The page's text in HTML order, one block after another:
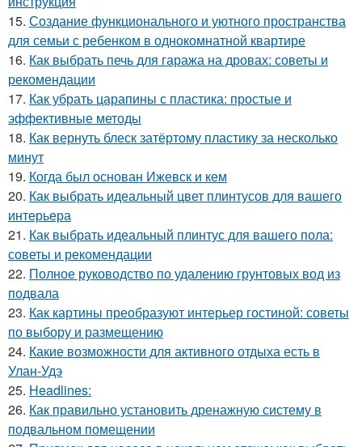
15. Создание функционального и уютного пространства
для семьи с ребенком в однокомнатной квартире
16. Как выбрать печь для гаража на дровах: советы и
рекомендации
17. Как убрать царапины с пластика: простые и
эффективные методы
18. Как вернуть блеск затёртому пластику за несколько
минут
19. Когда был основан Ижевск и кем
20. Как выбрать идеальный цвет плинтусов для вашего
интерьера
21. Как выбрать идеальный плинтус для вашего пола:
советы и рекомендации
22. Полное руководство по удалению грунтовых вод из
подвала
23. Как картины преобразуют интерьер гостиной: советы
по выбору и размещению
24. Какие возможности для активного отдыха есть в
Улан-Удэ
25. Headlines:
26. Как правильно установить дренажную систему в
подвальном помещении